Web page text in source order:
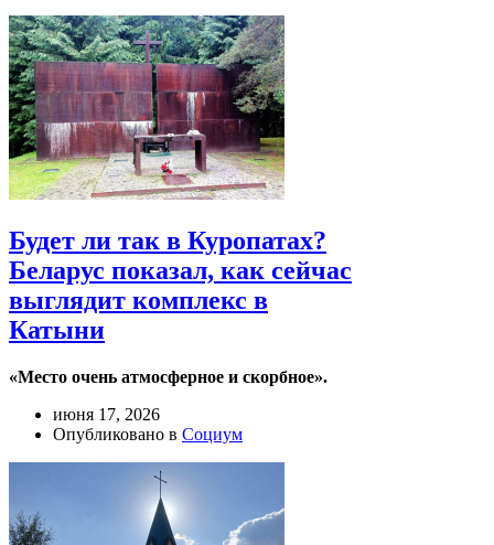
Будет ли так в Куропатах?
Беларус показал, как сейчас
выглядит комплекс в
Катыни
«Место очень атмосферное и скорбное».
июня 17, 2026
Опубликовано в Социум